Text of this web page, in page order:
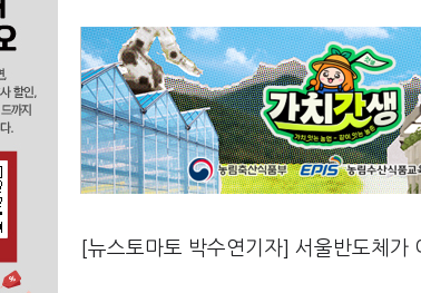
[뉴스토마토 박수연기자] 서울반도체가